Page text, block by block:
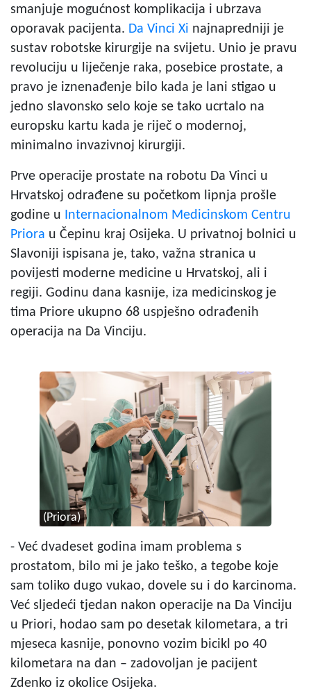
smanjuje mogućnost komplikacija i ubrzava
oporavak pacijenta. Da Vinci Xi najnapredniji je
sustav robotske kirurgije na svijetu. Unio je pravu
revoluciju u liječenje raka, posebice prostate, a
pravo je iznenađenje bilo kada je lani stigao u
jedno slavonsko selo koje se tako ucrtalo na
europsku kartu kada je riječ o modernoj,
minimalno invazivnoj kirurgiji.
Prve operacije prostate na robotu Da Vinci u
Hrvatskoj odrađene su početkom lipnja prošle
godine u Internacionalnom Medicinskom Centru
Priora u Čepinu kraj Osijeka. U privatnoj bolnici u
Slavoniji ispisana je, tako, važna stranica u
povijesti moderne medicine u Hrvatskoj, ali i
regiji. Godinu dana kasnije, iza medicinskog je
tima Priore ukupno 68 uspješno odrađenih
operacija na Da Vinciju.
(Priora)
- Već dvadeset godina imam problema s
prostatom, bilo mi je jako teško, a tegobe koje
sam toliko dugo vukao, dovele su i do karcinoma.
Već sljedeći tjedan nakon operacije na Da Vinciju
u Priori, hodao sam po desetak kilometara, a tri
mjeseca kasnije, ponovno vozim bicikl po 40
kilometara na dan – zadovoljan je pacijent
Zdenko iz okolice Osijeka.